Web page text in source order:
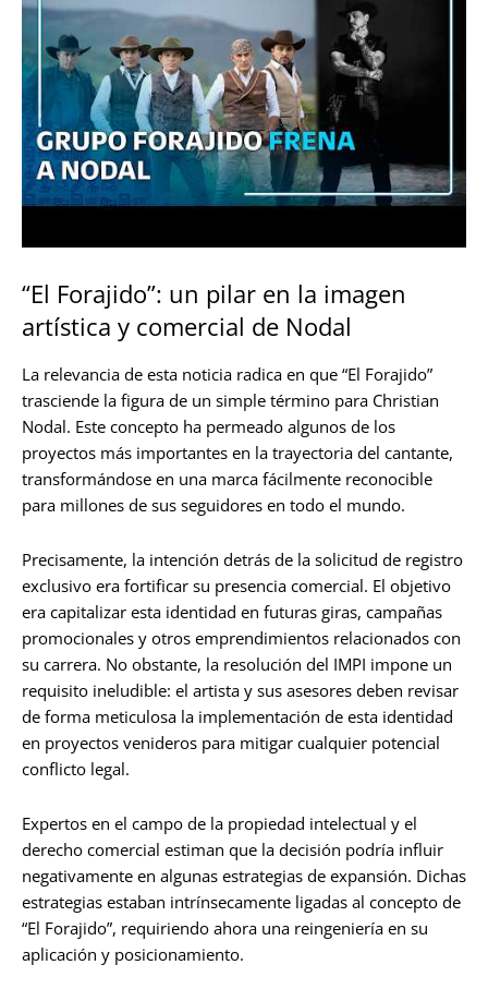
“El Forajido”: un pilar en la imagen
artística y comercial de Nodal
La relevancia de esta noticia radica en que “El Forajido”
trasciende la figura de un simple término para Christian
Nodal. Este concepto ha permeado algunos de los
proyectos más importantes en la trayectoria del cantante,
transformándose en una marca fácilmente reconocible
para millones de sus seguidores en todo el mundo.
Precisamente, la intención detrás de la solicitud de registro
exclusivo era fortificar su presencia comercial. El objetivo
era capitalizar esta identidad en futuras giras, campañas
promocionales y otros emprendimientos relacionados con
su carrera. No obstante, la resolución del IMPI impone un
requisito ineludible: el artista y sus asesores deben revisar
de forma meticulosa la implementación de esta identidad
en proyectos venideros para mitigar cualquier potencial
conflicto legal.
Expertos en el campo de la propiedad intelectual y el
derecho comercial estiman que la decisión podría influir
negativamente en algunas estrategias de expansión. Dichas
estrategias estaban intrínsecamente ligadas al concepto de
“El Forajido”, requiriendo ahora una reingeniería en su
aplicación y posicionamiento.